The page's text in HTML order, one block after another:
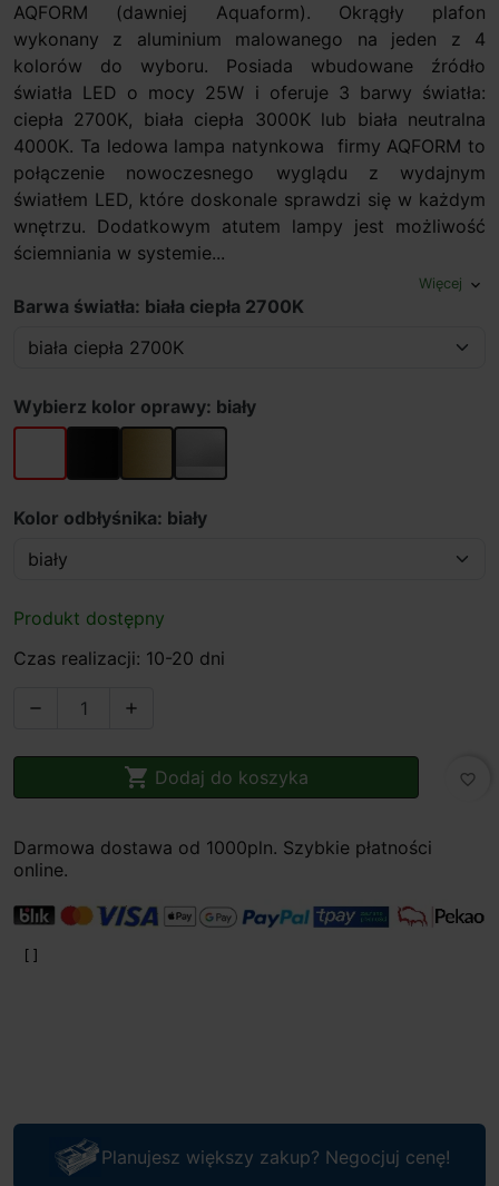
AQFORM (dawniej Aquaform). Okrągły plafon
wykonany z aluminium malowanego na jeden z 4
kolorów do wyboru. Posiada wbudowane źródło
światła LED o mocy 25W i oferuje 3 barwy światła:
ciepła 2700K, biała ciepła 3000K lub biała neutralna
4000K. Ta ledowa lampa natynkowa firmy AQFORM to
połączenie nowoczesnego wyglądu z wydajnym
światłem LED, które doskonale sprawdzi się w każdym
wnętrzu. Dodatkowym atutem lampy jest możliwość
ściemniania w systemie...
Więcej expand_more
Barwa światła: biała ciepła 2700K
Wybierz kolor oprawy: biały
biały czarnyzłoty szary
Kolor odbłyśnika: biały
Produkt dostępny
Czas realizacji: 10-20 dni
 
 Dodaj do koszyka favorite_border
Darmowa dostawa od 1000pln. Szybkie płatności
online.
Planujesz większy zakup? Negocjuj cenę!